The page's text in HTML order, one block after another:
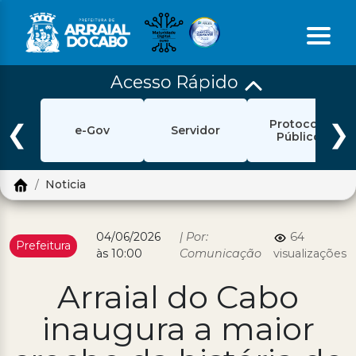
Início
Ouvidoria
Pesquisar
Política de Privacidade
Prefeitura
Diário Oficial
Acesso Rápido
❮ e-Gov Servidor
Protocolo
Público
❯
Noticia
Prefeitura
04/06/2026
às 10:00
| Por:
Comunicação
64
visualizações
Arraial do Cabo
inaugura a maior